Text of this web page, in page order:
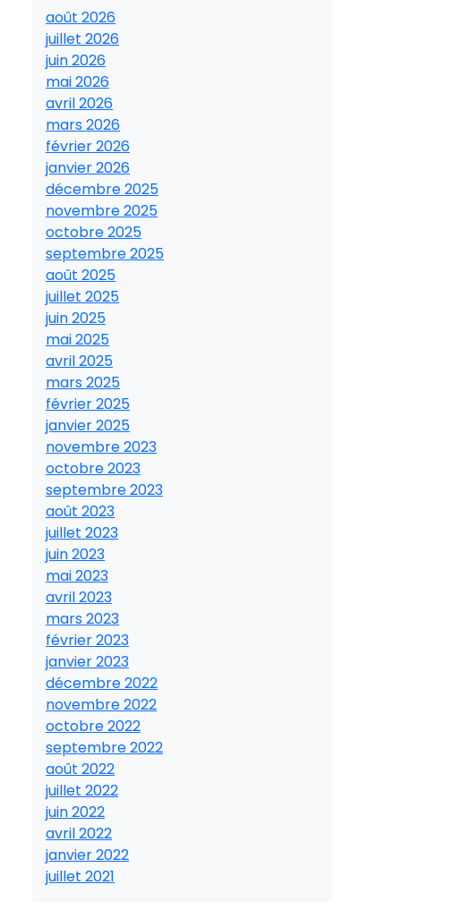
août 2026
juillet 2026
juin 2026
mai 2026
avril 2026
mars 2026
février 2026
janvier 2026
décembre 2025
novembre 2025
octobre 2025
septembre 2025
août 2025
juillet 2025
juin 2025
mai 2025
avril 2025
mars 2025
février 2025
janvier 2025
novembre 2023
octobre 2023
septembre 2023
août 2023
juillet 2023
juin 2023
mai 2023
avril 2023
mars 2023
février 2023
janvier 2023
décembre 2022
novembre 2022
octobre 2022
septembre 2022
août 2022
juillet 2022
juin 2022
avril 2022
janvier 2022
juillet 2021